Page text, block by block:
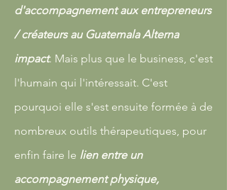
d'accompagnement aux entrepreneurs
/ créateurs au Guatemala Alterna
impact. Mais plus que le business, c'est
l'humain qui l'intéressait. C'est
pourquoi elle s'est ensuite formée à de
nombreux outils thérapeutiques, pour
enfin faire le lien entre un
accompagnement physique,